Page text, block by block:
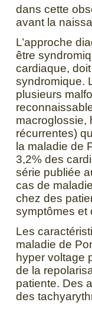
dans cette
avant la
L’approche
être
cardiaque,
syndromique.
plusieurs
macroglossie,
récurrentes)
la maladie de
3,2% des
série publiée
cas de
chez des
symptômes et
Les
maladie de
hyper voltage
de la
patiente. Des
des